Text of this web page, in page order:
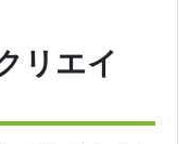
リエイ